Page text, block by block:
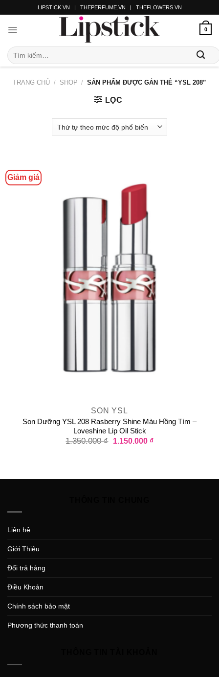
LIPSTICK.VN | THEPERFUME.VN | THEFLOWERS.VN
0
TRANG CHỦ / SHOP / SẢN PHẨM ĐƯỢC GẮN THẺ “YSL 208”
LỌC
Giảm giá
SON YSL
Son Dưỡng YSL 208 Rasberry Shine Màu Hồng Tím –
Loveshine Lip Oil Stick
1.350.000₫ 1.150.000 ₫
Liên hệ
Giới Thiệu
Đổi trả hàng
Điều Khoản
Chính sách bảo mật
Phương thức thanh toán